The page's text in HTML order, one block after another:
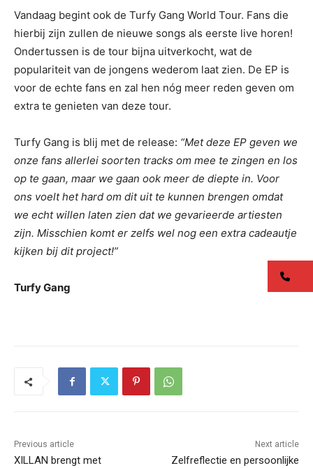
Vandaag begint ook de Turfy Gang World Tour. Fans die
hierbij zijn zullen de nieuwe songs als eerste live horen!
Ondertussen is de tour bijna uitverkocht, wat de
populariteit van de jongens wederom laat zien. De EP is
voor de echte fans en zal hen nóg meer reden geven om
extra te genieten van deze tour.
Turfy Gang is blij met de release: “Met deze EP geven we
onze fans allerlei soorten tracks om mee te zingen en los
op te gaan, maar we gaan ook meer de diepte in. Voor
ons voelt het hard om dit uit te kunnen brengen omdat
we echt willen laten zien dat we gevarieerde artiesten
zijn. Misschien komt er zelfs wel nog een extra cadeautje
kijken bij dit project!”
Turfy Gang
Previous article
XILLAN brengt met
Next article
Zelfreflectie en persoonlijke